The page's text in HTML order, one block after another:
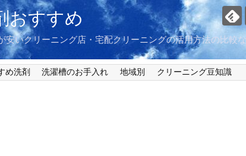
おすすめ
いクリーニング店・宅配クリーニングの活用方法の比較な
め洗剤 洗濯槽のお手入れ 地域別 クリーニング豆知識